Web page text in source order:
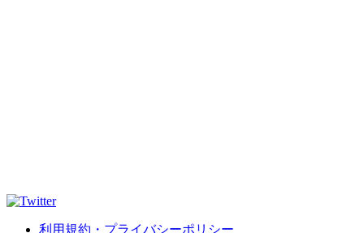
利用規約・プライバシーポリシー